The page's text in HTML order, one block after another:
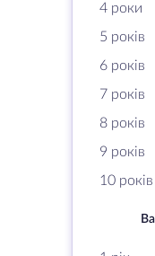
4 роки
5 років
6 років
7 років
8 років
9 років
10 років